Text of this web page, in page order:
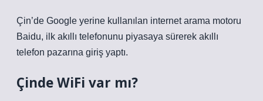
Çin’de Google yerine kullanılan internet arama motoru
Baidu, ilk akıllı telefonunu piyasaya sürerek akıllı
telefon pazarına giriş yaptı.
Çinde WiFi var mı?